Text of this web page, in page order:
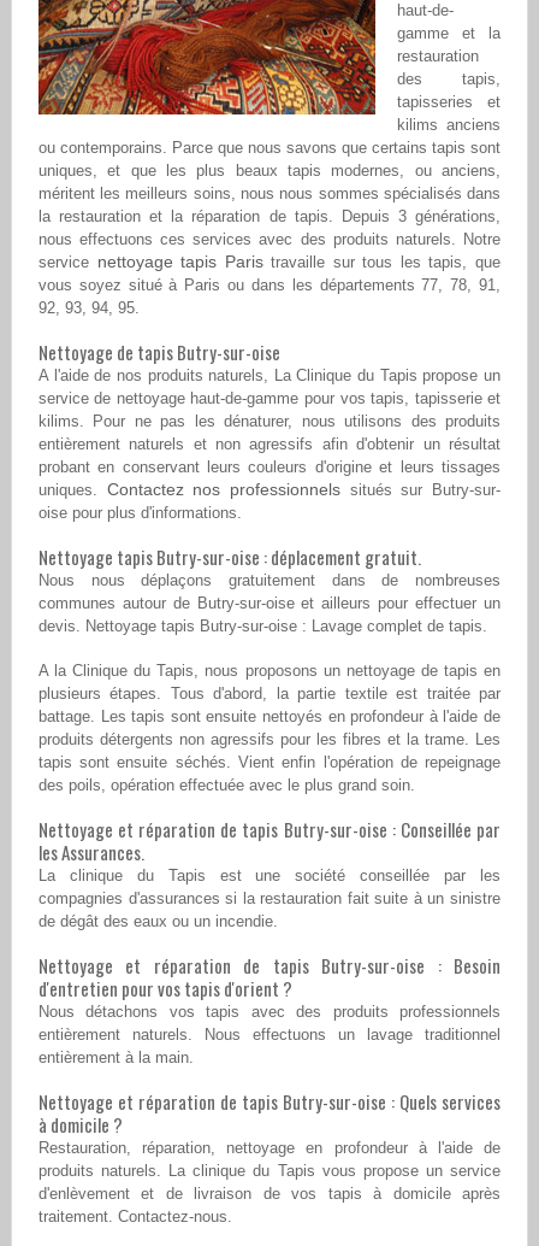
haut-de-
gamme et la
restauration
des tapis,
tapisseries et
kilims anciens
ou contemporains. Parce que nous savons que certains tapis sont
uniques, et que les plus beaux tapis modernes, ou anciens,
méritent les meilleurs soins, nous nous sommes spécialisés dans
la restauration et la réparation de tapis. Depuis 3 générations,
nous effectuons ces services avec des produits naturels. Notre
service nettoyage tapis Paristravaille sur tous les tapis, que
vous soyez situé à Paris ou dans les départements 77, 78, 91,
92, 93, 94, 95.
Nettoyage de tapis Butry-sur-oise
A l'aide de nos produits naturels, La Clinique du Tapis propose un
service de nettoyage haut-de-gamme pour vos tapis, tapisserie et
kilims. Pour ne pas les dénaturer, nous utilisons des produits
entièrement naturels et non agressifs afin d'obtenir un résultat
probant en conservant leurs couleurs d'origine et leurs tissages
uniques. Contactez nos professionnels situés sur Butry-sur-
oise pour plus d'informations.
Nettoyage tapis Butry-sur-oise : déplacement gratuit.
Nous nous déplaçons gratuitement dans de nombreuses
communes autour de Butry-sur-oise et ailleurs pour effectuer un
devis. Nettoyage tapis Butry-sur-oise : Lavage complet de tapis.
A la Clinique du Tapis, nous proposons un nettoyage de tapis en
plusieurs étapes. Tous d'abord, la partie textile est traitée par
battage. Les tapis sont ensuite nettoyés en profondeur à l'aide de
produits détergents non agressifs pour les fibres et la trame. Les
tapis sont ensuite séchés. Vient enfin l'opération de repeignage
des poils, opération effectuée avec le plus grand soin.
Nettoyage et réparation de tapis Butry-sur-oise : Conseillée par
les Assurances.
La clinique du Tapis est une société conseillée par les
compagnies d'assurances si la restauration fait suite à un sinistre
de dégât des eaux ou un incendie.
Nettoyage et réparation de tapis Butry-sur-oise : Besoin
d'entretien pour vos tapis d'orient ?
Nous détachons vos tapis avec des produits professionnels
entièrement naturels. Nous effectuons un lavage traditionnel
entièrement à la main.
Nettoyage et réparation de tapis Butry-sur-oise : Quels services
à domicile ?
Restauration, réparation, nettoyage en profondeur à l'aide de
produits naturels. La clinique du Tapis vous propose un service
d'enlèvement et de livraison de vos tapis à domicile après
traitement. Contactez-nous.